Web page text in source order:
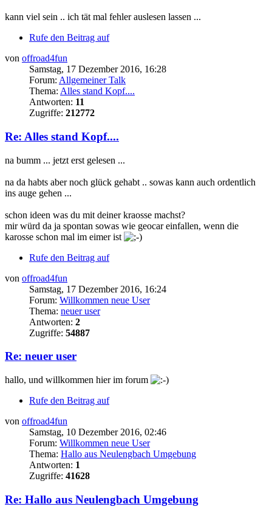
kann viel sein .. ich tät mal fehler auslesen lassen ...
Rufe den Beitrag auf
von offroad4fun
Samstag, 17 Dezember 2016, 16:28
Forum: Allgemeiner Talk
Thema: Alles stand Kopf....
Antworten: 11
Zugriffe: 212772
Re: Alles stand Kopf....
na bumm ... jetzt erst gelesen ...
na da habts aber noch glück gehabt .. sowas kann auch ordentlich
ins auge gehen ...
schon ideen was du mit deiner kraosse machst?
mir würd da ja spontan sowas wie geocar einfallen, wenn die
karosse schon mal im eimer ist
Rufe den Beitrag auf
von offroad4fun
Samstag, 17 Dezember 2016, 16:24
Forum: Willkommen neue User
Thema: neuer user
Antworten: 2
Zugriffe: 54887
Re: neuer user
hallo, und willkommen hier im forum
Rufe den Beitrag auf
von offroad4fun
Samstag, 10 Dezember 2016, 02:46
Forum: Willkommen neue User
Thema: Hallo aus Neulengbach Umgebung
Antworten: 1
Zugriffe: 41628
Re: Hallo aus Neulengbach Umgebung